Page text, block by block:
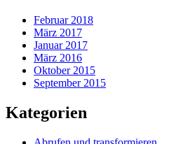
Februar 2018
März 2017
Januar 2017
März 2016
Oktober 2015
September 2015
Kategorien